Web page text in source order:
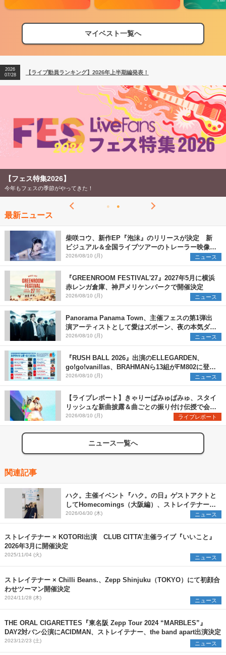
マイベスト一覧へ
【ライブ動員ランキング】2026年上半期編発表！
【フェス特集2026】フェス情報はここから！
2026
07/28
【ライブ動員ランキング】2026年上半期編発表！
【フェス特集2026】
今年もフェスの季節がやってきた！
最新ニュース
柴咲コウ、新作EP『泡沫』のリリースが決定 新
ビジュアル＆全国ライブツアーのトレーラー映像が
一部解禁【コメントあり】
2026/08/10 (月) ニュース
『GREENROOM FESTIVAL'27』2027年5月に横浜
赤レンガ倉庫、神戸メリケンパークで開催決定
2026/08/10 (月) ニュース
Panorama Panama Town、主催フェスの第1弾出
演アーティストとして愛はズボーン、夜の本気ダン
スらを発表 「plus∈you」のMVも公開に
2026/08/10 (月) ニュース
『RUSH BALL 2026』出演のELLEGARDEN、
go!go!vanillas、BRAHMANら13組がFM802に登
場、他出演アーティストの“渾身の1曲”をセレクト
2026/08/10 (月) ニュース
【ライブレポート】きゃりーぱみゅぱみゅ、スタイ
リッシュな新曲披露＆曲ごとの振り付け伝授で会場
を盛り上げまくる！＜LuckyFes’26＞
2026/08/10 (月) ライブレポート
ニュース一覧へ
関連記事
ハク。主催イベント『ハク。の日』ゲストアクトと
してHomecomings（大阪編）、ストレイテナー
（東京編）を発表
2026/04/30 (木) ニュース
ストレイテナー × KOTORI出演 CLUB CITTA’主催ライブ『いいこと』
2026年3月に開催決定
2025/11/04 (火) ニュース
ストレイテナー × Chilli Beans.、Zepp Shinjuku（TOKYO）にて初顔合
わせツーマン開催決定
2024/11/28 (木) ニュース
THE ORAL CIGARETTES『東名阪 Zepp Tour 2024 “MARBLES”』
DAY2対バン公演にACIDMAN、ストレイテナー、the band apart出演決定
2023/12/23 (土) ニュース